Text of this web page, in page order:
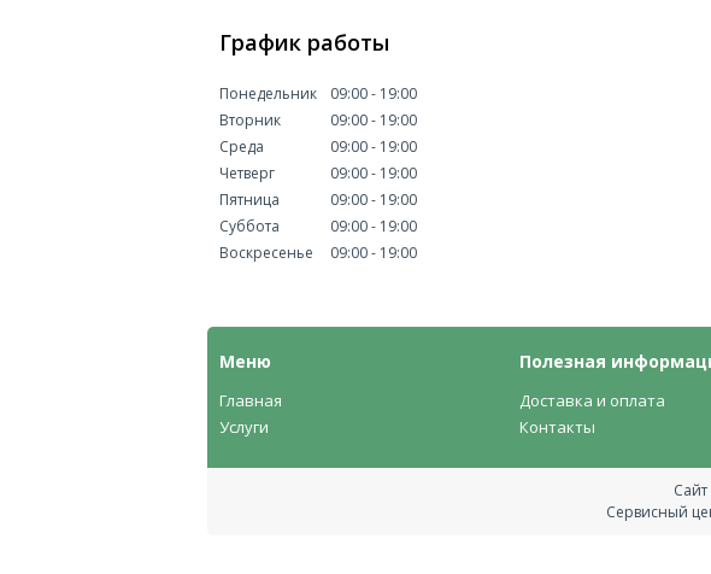
График работы
Понедельник 09:00
19:00
Вторник
09:00
19:00
Среда
09:00
19:00
Четверг
09:00
19:00
Пятница
09:00
19:00
Суббота
09:00
19:00
Воскресенье
09:00 19:00
Меню
Главная
Услуги
Полезная
Доставка и оплата
Контакты